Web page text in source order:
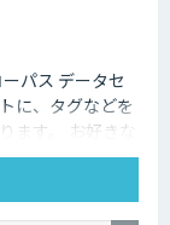
パス データセ
に、タグなどを
ます。 お好きな